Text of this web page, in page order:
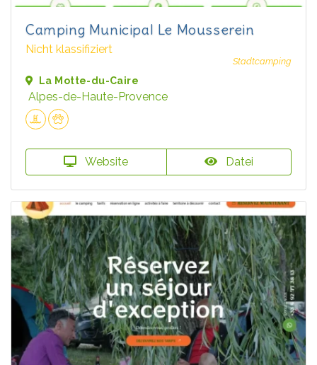
Camping Municipal Le Mousserein
Nicht klassifiziert
Stadtcamping
La Motte-du-Caire
Alpes-de-Haute-Provence
Website Datei